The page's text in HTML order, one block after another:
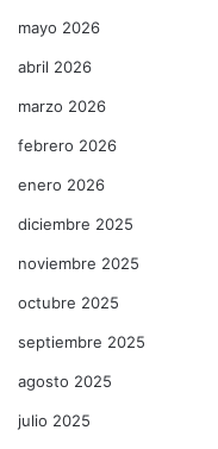
mayo 2026
abril 2026
marzo 2026
febrero 2026
enero 2026
diciembre 2025
noviembre 2025
octubre 2025
septiembre 2025
agosto 2025
julio 2025